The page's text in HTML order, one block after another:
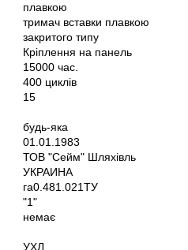
плавкою
тримач вставки плавкою
закритого типу
Кріплення на панель
15000 час.
400 циклів
15
будь-яка
01.01.1983
ТОВ "Сейм" Шляхівль
УКРАИНА
га0.481.021ТУ
"1"
немає
УХЛ